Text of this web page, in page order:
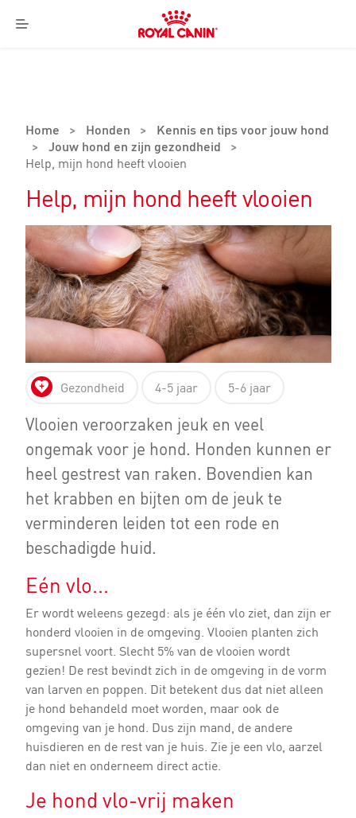
Menu
Royal
Canin
Home > Honden >
Kennis en tips voor jouw hond
> Jouw hond en zijn gezondheid
>
Help, mijn hond heeft vlooien
Help, mijn hond heeft vlooien
Gezondheid 4-5 jaar 5-6 jaar
Vlooien veroorzaken jeuk en veel
ongemak voor je hond. Honden kunnen er
heel gestrest van raken. Bovendien kan
het krabben en bijten om de jeuk te
verminderen leiden tot een rode en
beschadigde huid.
Eén vlo...
Er wordt weleens gezegd: als je één vlo ziet, dan zijn er
honderd vlooien in de omgeving. Vlooien planten zich
supersnel voort. Slecht 5% van de vlooien wordt
gezien! De rest bevindt zich in de omgeving in de vorm
van larven en poppen. Dit betekent dus dat niet alleen
je hond behandeld moet worden, maar ook de
omgeving van je hond. Dus zijn mand, de andere
huisdieren en de rest van je huis. Zie je een vlo, aarzel
dan niet en onderneem direct actie.
Je hond vlo-vrij maken